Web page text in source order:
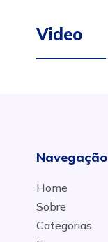
Video
Navegação
Home
Sobre
Categorias